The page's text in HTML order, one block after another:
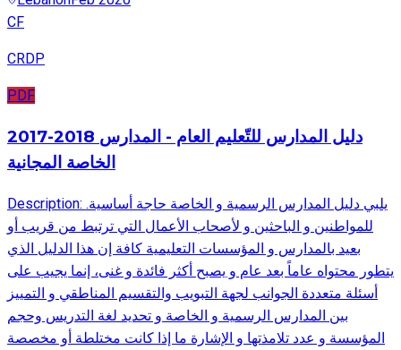
CF
CRDP
PDF
2017-2018 دليل المدارس للتّعليم العام - المدارس
الخاصة المجانية
Description: .يلبي دليل المدارس الرسمية و الخاصة حاجة أساسية
للمواطنين و الباحثين و لأصحاب الأعمال التي ترتبط من قريب أو
بعيد بالمدارس و المؤسسات التعليمية كافة إن هذا الدليل الذي
يتطور محتواه عاماً بعد عام و يصبح أكثر فائدة و غنى، إنما يجيب على
أسئلة متعددة الجوانب لجهة التبويب والتقسيم المناطقي و التمييز
بين المدارس الرسمية و الخاصة و تحديد لغة التدريس وحجم
المؤسسة و عدد تلامذتها و الإشارة ما إذا كانت مختلطة أو مخصصة